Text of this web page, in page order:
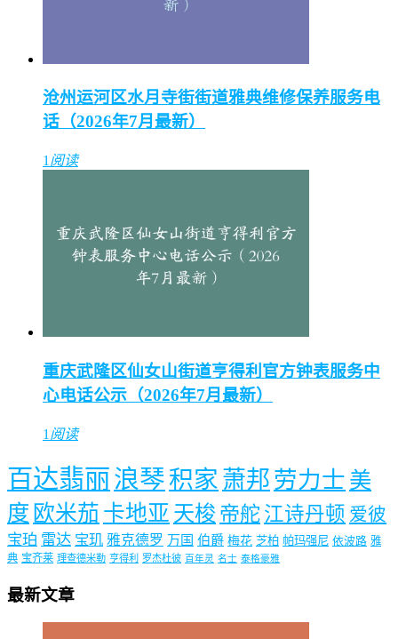
沧州运河区水月寺街街道雅典维修保养服务电
话（2026年7月最新）
1 阅读
重庆武隆区仙女山街道亨得利官方钟表服务中
心电话公示（2026年7月最新）
1 阅读
百达翡丽浪琴积家 萧邦 劳力士 美
度 欧米茄 卡地亚 天梭 帝舵 江诗丹顿 爱彼
宝珀 雷达 宝玑 雅克德罗 万国 伯爵 梅花 芝柏 帕玛强尼 依波路 雅
典 宝齐莱 理查德米勒 亨得利 罗杰杜彼 百年灵 名士 泰格豪雅
最新文章